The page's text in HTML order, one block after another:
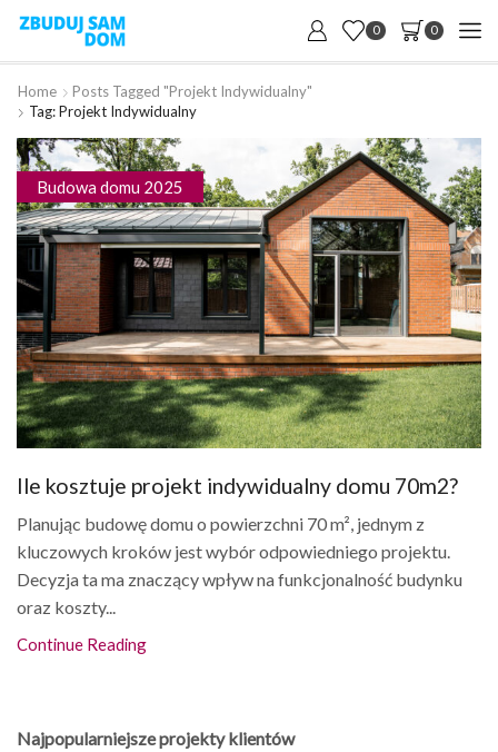
0 0
Home
Posts Tagged "projekt Indywidualny"
Tag: Projekt Indywidualny
Budowa domu 2025
Ile kosztuje projekt indywidualny domu 70m2?
Planując budowę domu o powierzchni 70 m², jednym z
kluczowych kroków jest wybór odpowiedniego projektu.
Decyzja ta ma znaczący wpływ na funkcjonalność budynku
oraz koszty...
Continue Reading
Najpopularniejsze projekty klientów